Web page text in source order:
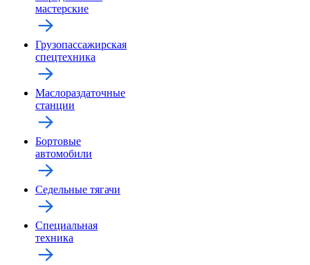
мастерские
Грузопассажирская
спецтехника
Маслораздаточные
станции
Бортовые
автомобили
Седельные тягачи
Специальная
техника